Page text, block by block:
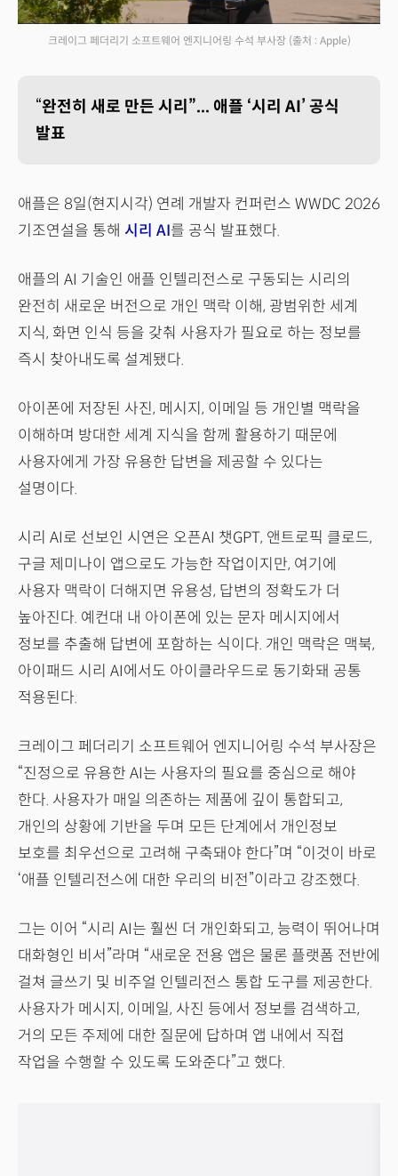
크레이그 페더리기 소프트웨어 엔지니어링 수석 부사장 (출처 : Apple)
“완전히 새로 만든 시리”... 애플 ‘시리 AI’ 공식
발표
애플은 8일(현지시각) 연례 개발자 컨퍼런스 WWDC 2026
기조연설을 통해 시리 AI를 공식 발표했다.
애플의 AI 기술인 애플 인텔리전스로 구동되는 시리의
완전히 새로운 버전으로 개인 맥락 이해, 광범위한 세계
지식, 화면 인식 등을 갖춰 사용자가 필요로 하는 정보를
즉시 찾아내도록 설계됐다.
아이폰에 저장된 사진, 메시지, 이메일 등 개인별 맥락을
이해하며 방대한 세계 지식을 함께 활용하기 때문에
사용자에게 가장 유용한 답변을 제공할 수 있다는
설명이다.
시리 AI로 선보인 시연은 오픈AI 챗GPT, 앤트로픽 클로드,
구글 제미나이 앱으로도 가능한 작업이지만, 여기에
사용자 맥락이 더해지면 유용성, 답변의 정확도가 더
높아진다. 예컨대 내 아이폰에 있는 문자 메시지에서
정보를 추출해 답변에 포함하는 식이다. 개인 맥락은 맥북,
아이패드 시리 AI에서도 아이클라우드로 동기화돼 공통
적용된다.
크레이그 페더리기 소프트웨어 엔지니어링 수석 부사장은
“진정으로 유용한 AI는 사용자의 필요를 중심으로 해야
한다. 사용자가 매일 의존하는 제품에 깊이 통합되고,
개인의 상황에 기반을 두며 모든 단계에서 개인정보
보호를 최우선으로 고려해 구축돼야 한다”며 “이것이 바로
‘애플 인텔리전스에 대한 우리의 비전”이라고 강조했다.
그는 이어 “시리 AI는 훨씬 더 개인화되고, 능력이 뛰어나며
대화형인 비서”라며 “새로운 전용 앱은 물론 플랫폼 전반에
걸쳐 글쓰기 및 비주얼 인텔리전스 통합 도구를 제공한다.
사용자가 메시지, 이메일, 사진 등에서 정보를 검색하고,
거의 모든 주제에 대한 질문에 답하며 앱 내에서 직접
작업을 수행할 수 있도록 도와준다”고 했다.